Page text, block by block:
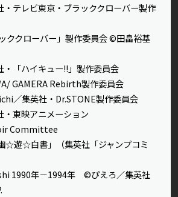
テレビ東京・ブラッククローバー製作
ククローバー」製作委員会 ©田畠裕基
「ハイキュー!!」製作委員会
GAMERA Rebirth製作委員会
／集英社・Dr.STONE製作委員会
東映アニメーション
Committee
☆遊☆白書」（集英社「ジャンプコミ
1990年－1994年 ©ぴえろ／集英社